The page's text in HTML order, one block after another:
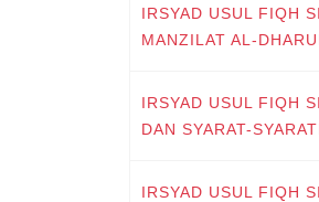
IRSYAD USUL FIQH
MANZILAT AL-
IRSYAD USUL FIQH
DAN SYARAT-
IRSYAD USUL FIQH